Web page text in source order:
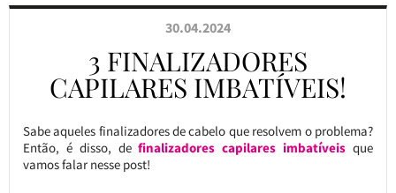
30.04.2024
3 FINALIZADORES
CAPILARES IMBATÍVEIS!
Sabe aqueles finalizadores de cabelo que resolvem o problema?
Então, é disso, definalizadores capilares imbatíveis que
vamos falar nesse post!